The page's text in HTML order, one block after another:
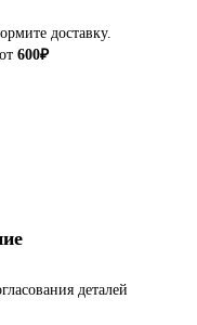
доставку.
600₽
деталей